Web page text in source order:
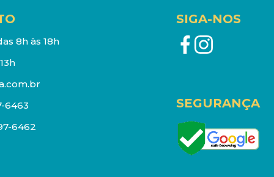
8h às 18h
6463
6462
SIGA-NOS
SEGURANÇA